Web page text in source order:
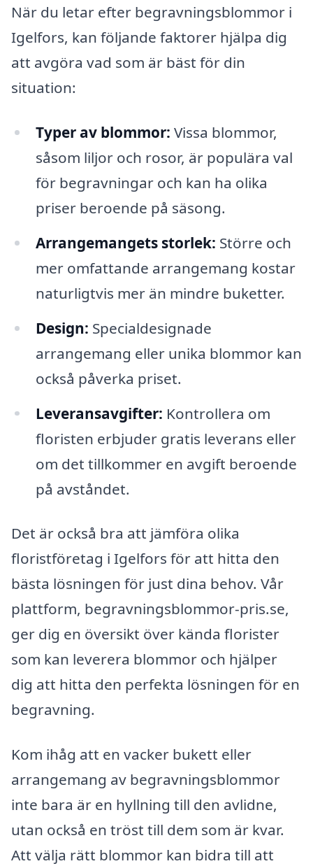
När du letar efter begravningsblommor i
Igelfors, kan följande faktorer hjälpa dig
att avgöra vad som är bäst för din
situation:
Typer av blommor: Vissa blommor,
såsom liljor och rosor, är populära val
för begravningar och kan ha olika
priser beroende på säsong.
Arrangemangets storlek: Större och
mer omfattande arrangemang kostar
naturligtvis mer än mindre buketter.
Design: Specialdesignade
arrangemang eller unika blommor kan
också påverka priset.
Leveransavgifter: Kontrollera om
floristen erbjuder gratis leverans eller
om det tillkommer en avgift beroende
på avståndet.
Det är också bra att jämföra olika
floristföretag i Igelfors för att hitta den
bästa lösningen för just dina behov. Vår
plattform, begravningsblommor-pris.se,
ger dig en översikt över kända florister
som kan leverera blommor och hjälper
dig att hitta den perfekta lösningen för en
begravning.
Kom ihåg att en vacker bukett eller
arrangemang av begravningsblommor
inte bara är en hyllning till den avlidne,
utan också en tröst till dem som är kvar.
Att välja rätt blommor kan bidra till att